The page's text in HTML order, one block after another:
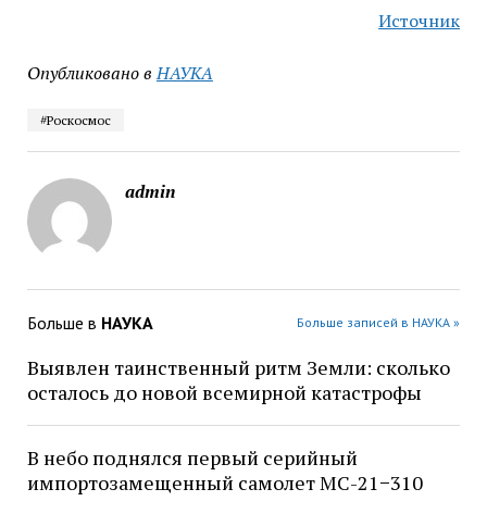
Источник
Опубликовано в НАУКА
#Роскосмос
admin
Больше в НАУКА Больше записей в НАУКА »
Выявлен таинственный ритм Земли: сколько
осталось до новой всемирной катастрофы
В небо поднялся первый серийный
импортозамещенный самолет МС-21−310